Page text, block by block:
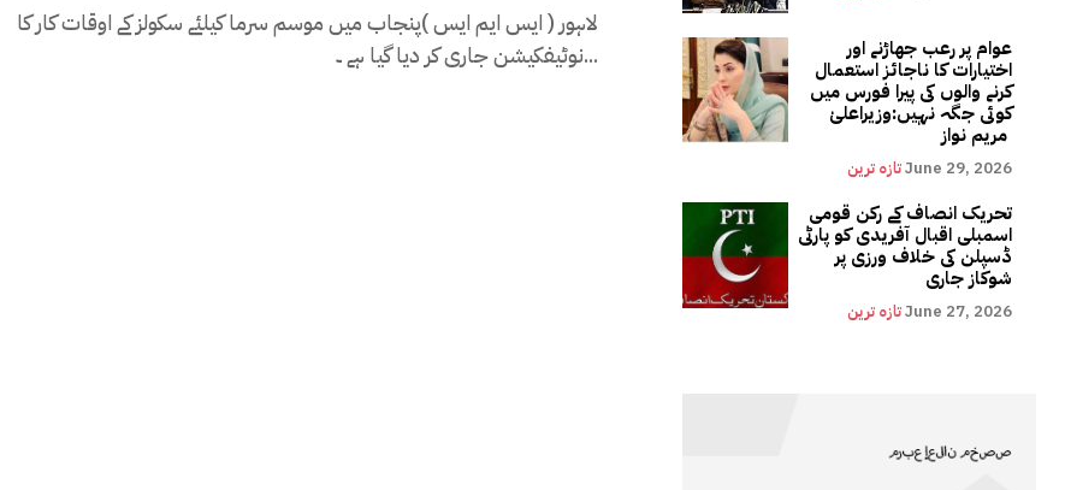
لاہور ( ایس ایم ایس )پنجاب میں موسم سرما کیلئے سکولز کے اوقات کار کا
نوٹیفکیشن جاری کر دیا گیا ہے ۔...
عوام پر رعب جھاڑنے اور
اختیارات کا ناجائز استعمال
کرنے والوں کی پیرا فورس میں
کوئی جگہ نہیں:وزیراعلیٰ
تازہ ترینJune 29, 2026
تحریک انصاف کے رکن قومی
اسمبلی اقبال آفریدی کو پارٹی
ڈسپلن کی خلاف ورزی پر
شوکاز جاری
تازہ ترینJune 27, 2026